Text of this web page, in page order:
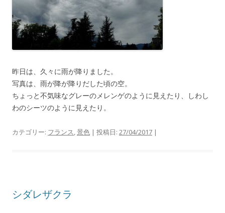
昨日は、久々に雨が降りました。
写真は、雨が降が降りだした頃の空。
ちょっと不気味なグレーのメレンゲのように見えたり、しわし
わのシーツのように見えたり。
カテゴリー: フランス,景色 | 投稿日: 27/04/2017 |
シダレザクラ